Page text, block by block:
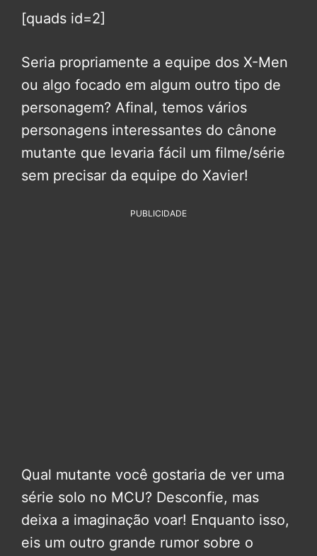
[quads id=2]
Seria propriamente a equipe dos X-Men
ou algo focado em algum outro tipo de
personagem? Afinal, temos vários
personagens interessantes do cânone
mutante que levaria fácil um filme/série
sem precisar da equipe do Xavier!
PUBLICIDADE
Qual mutante você gostaria de ver uma
série solo no MCU? Desconfie, mas
deixa a imaginação voar! Enquanto isso,
eis um outro grande rumor sobre o